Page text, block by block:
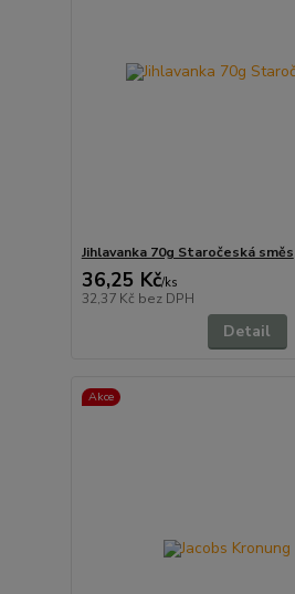
Jihlavanka 70g Staročeská směs
36,25 Kč/ks
32,37 Kč bez DPH
Detail
Akce